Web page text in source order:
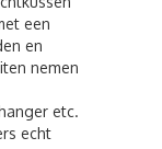
een
en
nemen
etc.
echt